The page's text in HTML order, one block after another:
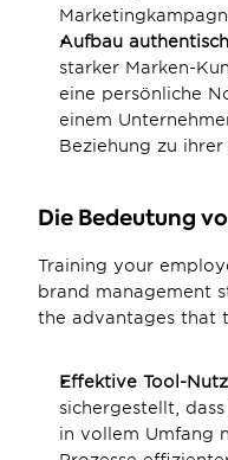
Aufbau
starker Marken-
eine persönliche
einem
Beziehung zu
Die Bedeutung
Training your
brand management
the advantages that
Effektive Tool-
sichergestellt,
in vollem Umfang